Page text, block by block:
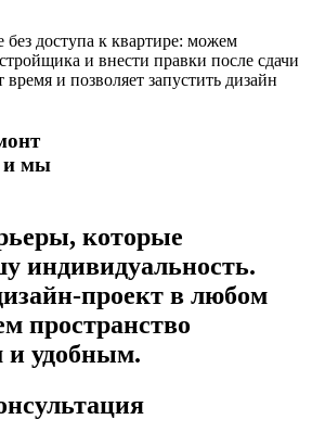
доступа к квартире: можем
и внести правки после сдачи
и позволяет запустить дизайн
и мы
которые
индивидуальность.
проект в любом
пространство
удобным.